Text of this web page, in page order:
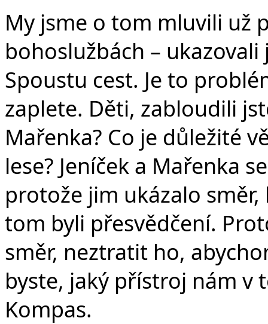
My jsme o tom mluvili už
bohoslužbách –
Spoustu cest. Je to
zaplete. Děti, zabloudili
Mařenka? Co je důležité
lese? Jeníček a Mařenka
protože jim ukázalo
tom byli přesvědčení.
směr, neztratit ho,
byste, jaký přístroj nám v
Kompas.